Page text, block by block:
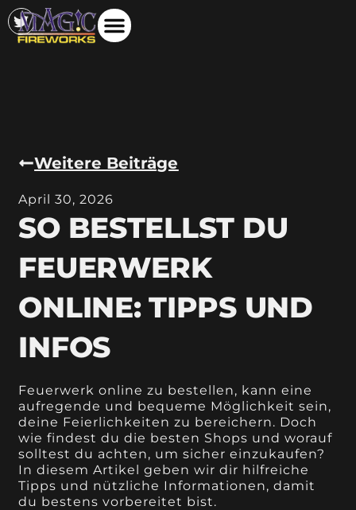
Weitere Beiträge
April 30, 2026
SO BESTELLST DU
FEUERWERK
ONLINE: TIPPS UND
INFOS
Feuerwerk online zu bestellen, kann eine
aufregende und bequeme Möglichkeit sein,
deine Feierlichkeiten zu bereichern. Doch
wie findest du die besten Shops und worauf
solltest du achten, um sicher einzukaufen?
In diesem Artikel geben wir dir hilfreiche
Tipps und nützliche Informationen, damit
du bestens vorbereitet bist.